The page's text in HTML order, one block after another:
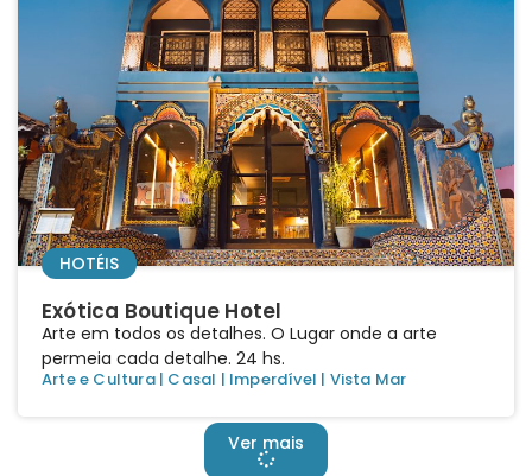
HOTÉIS
Exótica Boutique Hotel
Arte em todos os detalhes. O Lugar onde a arte
permeia cada detalhe. 24 hs.
Arte e Cultura| Casal | Imperdível | Vista Mar
Ver mais